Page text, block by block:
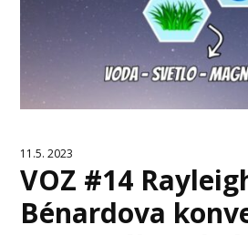
11.5. 2023
VOZ #14
Bénardova